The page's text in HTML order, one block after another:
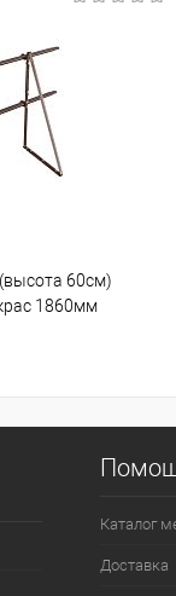
60см)
1860мм
Каталог
Доставка